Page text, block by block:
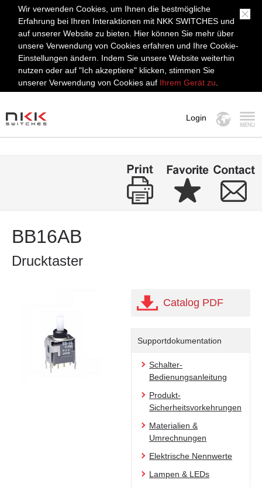
Wir verwenden Cookies, um Ihnen die bestmögliche
Erfahrung bei Ihren Interaktionen mit NKK SWITCHES und
auf unserer Website zu bieten. Hier können Sie mehr über
unsere Verwendung von Cookies erfahren und Ihre Cookie-
Einstellungen ändern. Indem Sie unsere Website weiterhin
nutzen oder auf "Ich akzeptiere" klicken, stimmen Sie
unserer Verwendung von Cookies auf Ihrem Gerät zu
Login
BB16AB
Drucktaster
Catalog PDF
Supportdokumentation
Schalter-
Bedienungsanleitung
Produkt-
Sicherheitsvorkehrungen
Materialien &
Umrechnungen
Elektrische Nennwerte
Lampen & LEDs